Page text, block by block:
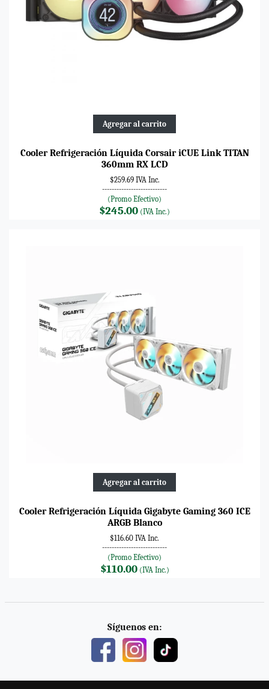
Agregar al carrito
Cooler Refrigeración Líquida Corsair iCUE Link TITAN
360mm RX LCD
$259.69 IVA Inc.
---------------------------
(Promo Efectivo)
$245.00 (IVA Inc.)
Agregar al carrito
Cooler Refrigeración Líquida Gigabyte Gaming 360 ICE
ARGB Blanco
$116.60 IVA Inc.
---------------------------
(Promo Efectivo)
$110.00(IVA Inc.)
Síguenos en: